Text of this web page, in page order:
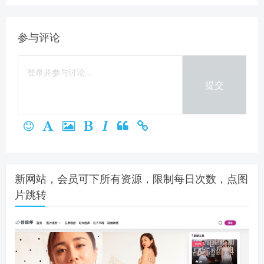
参与评论
提交
新网站，会员可下所有资源，限制每日次数，点图
片跳转